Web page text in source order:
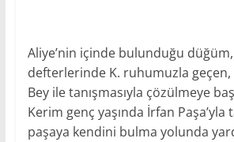
Aliye’nin içinde bulunduğu düğüm,
defterlerinde K. ruhumuzla
Bey ile tanışmasıyla çözülmeye
Kerim genç yaşında İrfan Paşa’yla
paşaya kendini bulma yolunda